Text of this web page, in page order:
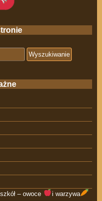
– owoce
i warzywa